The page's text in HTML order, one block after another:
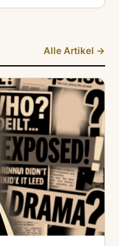
Alle Artikel →